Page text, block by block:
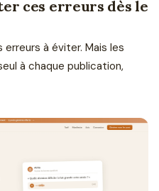
ces erreurs dès le
à éviter. Mais les
à chaque publication,